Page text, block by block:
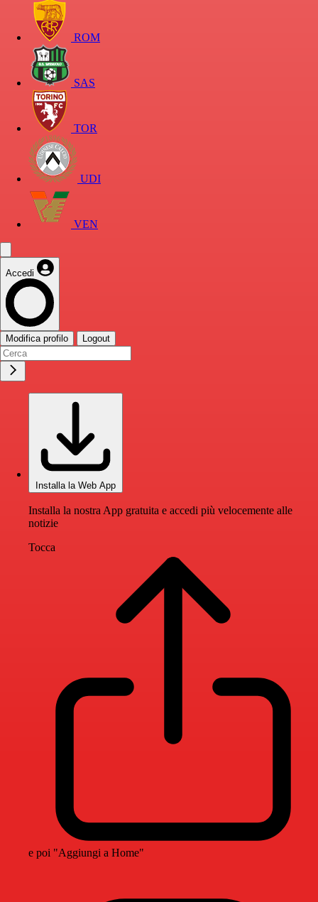
ROM
SAS
TOR
UDI
VEN
Accedi
Modifica profilo Logout
Installa la Web App
Installa la nostra App gratuita e accedi più velocemente alle
notizie
Tocca
e poi "Aggiungi a Home"